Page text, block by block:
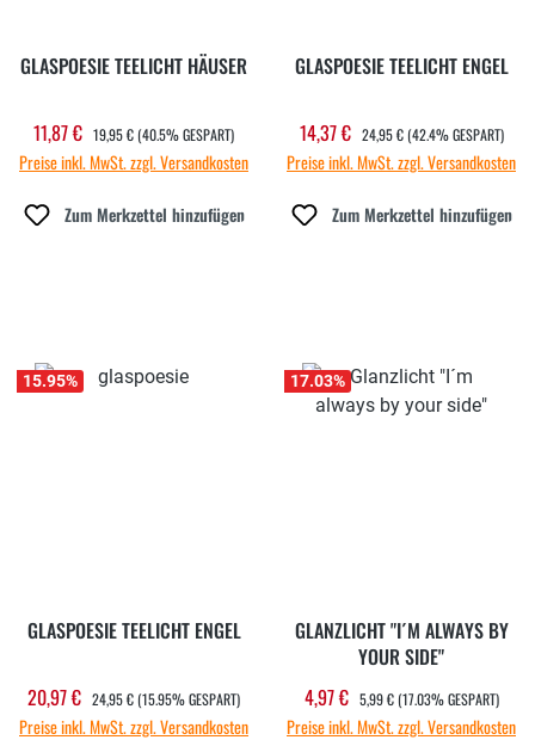
GLASPOESIE TEELICHT HÄUSER
Verkaufspreis:
11,87 € REGULÄRER PREIS:
19,95 €(40.5% GESPART)
Preise inkl. MwSt. zzgl. Versandkosten
Zum Merkzettel hinzufügen
GLASPOESIE TEELICHT ENGEL
Verkaufspreis:
14,37 € REGULÄRER PREIS:
24,95 € (42.4% GESPART)
Preise inkl. MwSt. zzgl. Versandkosten
Zum Merkzettel hinzufügen
15.95%
GLASPOESIE TEELICHT ENGEL
Verkaufspreis:
20,97 € REGULÄRER PREIS:
24,95 €(15.95% GESPART)
Preise inkl. MwSt. zzgl. Versandkosten
17.03%
GLANZLICHT "I´M ALWAYS BY
YOUR SIDE"
Verkaufspreis:
4,97 € REGULÄRER PREIS:
5,99 € (17.03% GESPART)
Preise inkl. MwSt. zzgl. Versandkosten